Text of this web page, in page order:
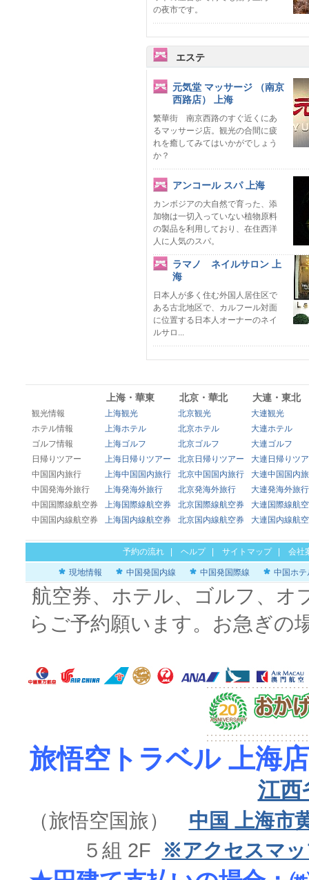
の夜市です。
エステ
元気堂 マッサージ （南京
西路店） 上海
繁華街 南京西路のすぐ近くにあ
るマッサージ店。観光の合間に疲
れを癒してみてはいかがでしょう
か？
アンコール スパ 上海
カンボジアの大自然で育った、添
加物は一切入っていない植物原料
の製品を利用しており、在住西洋
人に人気のスパ。
ラマノ ネイルサロン 上
海
日本人が多く住む外国人居住区で
ある古北地区で、カルフール対面
に位置する日本人オーナーのネイ
ルサロ...
上海・華東 北京・華北 大連・東北
観光情報 上海観光 北京観光
大連観光
ホテル情報
上海ホテル 北京ホテル
大連ホテル
ゴルフ情報
上海ゴルフ 北京ゴルフ
大連ゴルフ
日帰りツアー
上海日帰りツアー 北京日帰りツアー
大連日帰りツ
中国国内旅行
上海中国国内旅行 北京中国国内旅行
大連中国国内
中国発海外旅行
上海発海外旅行 北京発海外旅行
大連発海外旅行
中国国際線航空券
上海国際線航空券 北京国際線航空券
大連国際線航
中国国内線航空券
上海国内線航空券 北京国内線航空券 大連国内線航
予約の流れ ヘルプ| サイトマップ| 会社
現地情報 中国発国内線 中国発国際線 中国ホテ
航空券、ホテル、ゴルフ、オ
らご予約願います。お急ぎの
旅悟空トラベル 上海店
江西
（旅悟空国旅） 中国 上海市
５組 2F
※アクセスマ